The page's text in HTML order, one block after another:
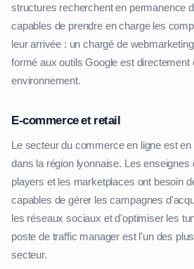
structures recherchent en permanence
capables de prendre en charge les
leur arrivée : un chargé de
formé aux outils Google est
environnement.
E-commerce et retail
Le secteur du commerce en ligne est
dans la région lyonnaise. Les enseignes
players et les marketplaces ont besoin
capables de gérer les campagnes
les réseaux sociaux et d'optimiser les
poste de traffic manager est l'un des
secteur.